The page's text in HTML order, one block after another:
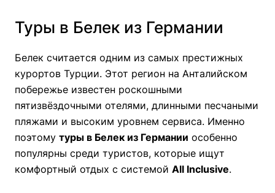
Туры в Белек из Германии
Белек считается одним из самых престижных
курортов Турции. Этот регион на Анталийском
побережье известен роскошными
пятизвёздочными отелями, длинными песчаными
пляжами и высоким уровнем сервиса. Именно
поэтому туры в Белек из Германии особенно
популярны среди туристов, которые ищут
комфортный отдых с системой All Inclusive.